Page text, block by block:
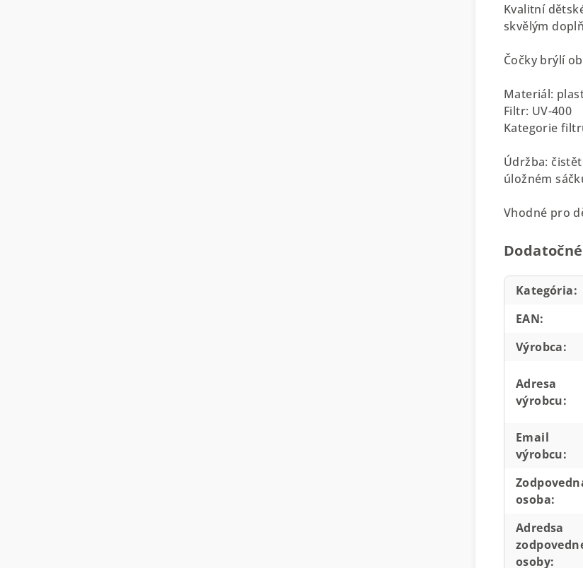
Kvalitní
skvělým
Čočky brýlí
Materiál:
Filtr: UV-400
Kategorie
Údržba:
úložném
Vhodné pro
Kategória:
EAN:
Výrobca:
Adresa
výrobcu:
Email
výrobcu:
osoba:
Adredsa
osoby: